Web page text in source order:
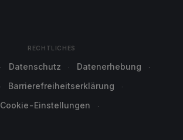
RECHTLICHES
Datenschutz
Datenerhebung
Barrierefreiheitserklärung
Cookie-Einstellungen